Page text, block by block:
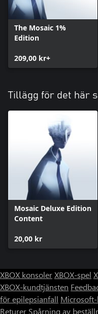
The Mosaic 1%
Edition
209,00 kr+
Tillägg för det här
Mosaic Deluxe Edition
Content
20,00 kr
XBOX konsolerXBOX-spel
XBOX-kundtjänsten
för epilepsianfall
Returer Spårning av